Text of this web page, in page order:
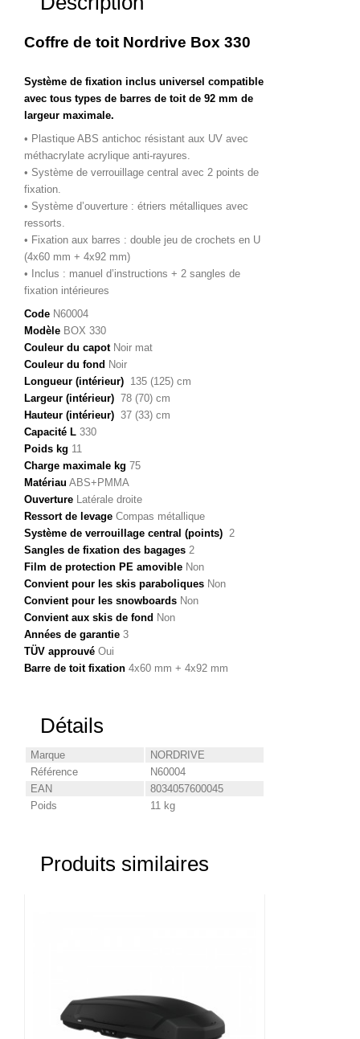
Coffre de toit Nordrive Box 330
Système de fixation inclus universel compatible
avec tous types de barres de toit de 92 mm de
largeur maximale.
• Plastique ABS antichoc résistant aux UV avec
méthacrylate acrylique anti-rayures.
• Système de verrouillage central avec 2 points de
fixation.
• Système d’ouverture : étriers métalliques avec
ressorts.
• Fixation aux barres : double jeu de crochets en U
(4x60 mm + 4x92 mm)
• Inclus : manuel d’instructions + 2 sangles de
fixation intérieures
Code N60004
Modèle BOX 330
Couleur du capotNoir mat
Couleur du fond Noir
Longueur (intérieur) 135 (125) cm
Largeur (intérieur) 78 (70) cm
Hauteur (intérieur) 37 (33) cm
Capacité L 330
Poids kg 11
Charge maximale kg 75
Matériau ABS+PMMA
Ouverture Latérale droite
Ressort de levage Compas métallique
Système de verrouillage central (points) 2
Sangles de fixation des bagages 2
Film de protection PE amovible Non
Convient pour les skis paraboliques Non
Convient pour les snowboards Non
Convient aux skis de fond Non
Années de garantie 3
TÜV approuvé Oui
Barre de toit fixation 4x60 mm + 4x92 mm
Détails
Marque
NORDRIVE
Référence
N60004
EAN
8034057600045
Poids
11 kg
Produits similaires